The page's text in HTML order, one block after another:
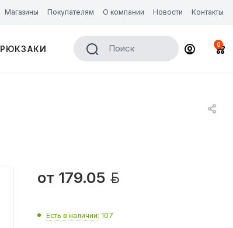
Магазины Покупателям О компании Новости Контакты
РЮКЗАКИ Поиск 0
от 179.05 
Есть в наличии: 107